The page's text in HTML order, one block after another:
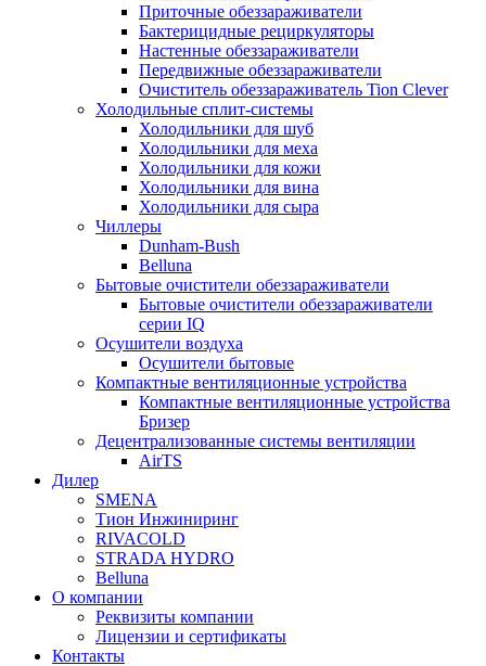
Приточные обеззараживатели
Бактерицидные рециркуляторы
Настенные обеззараживатели
Передвижные обеззараживатели
Очиститель обеззараживатель Tion Clever
Холодильные сплит-системы
Холодильники для шуб
Холодильники для меха
Холодильники для кожи
Холодильники для вина
Холодильники для сыра
Чиллеры
Dunham-Bush
Belluna
Бытовые очистители обеззараживатели
Бытовые очистители обеззараживатели
серии IQ
Осушители воздуха
Осушители бытовые
Компактные вентиляционные устройства
Компактные вентиляционные устройства
Бризер
Децентрализованные системы вентиляции
AirTS
Дилер
SMENA
Тион Инжиниринг
RIVACOLD
STRADA HYDRO
Belluna
О компании
Реквизиты компании
Лицензии и сертификаты
Контакты